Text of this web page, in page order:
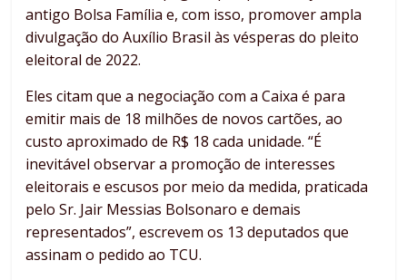
antigo Bolsa Família e, com isso, promover ampla
divulgação do Auxílio Brasil às vésperas do pleito
eleitoral de 2022.
Eles citam que a negociação com a Caixa é para
emitir mais de 18 milhões de novos cartões, ao
custo aproximado de R$ 18 cada unidade. “É
inevitável observar a promoção de interesses
eleitorais e escusos por meio da medida, praticada
pelo Sr. Jair Messias Bolsonaro e demais
representados”, escrevem os 13 deputados que
assinam o pedido ao TCU.